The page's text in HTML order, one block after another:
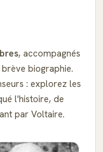
, accompagnés
biographie.
: explorez les
l'histoire, de
par Voltaire.